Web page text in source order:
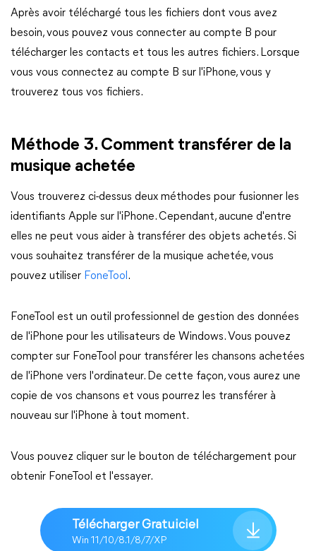
Après avoir téléchargé tous les fichiers dont vous avez
besoin, vous pouvez vous connecter au compte B pour
télécharger les contacts et tous les autres fichiers. Lorsque
vous vous connectez au compte B sur l'iPhone, vous y
trouverez tous vos fichiers.
Méthode 3. Comment transférer de la
musique achetée
Vous trouverez ci-dessus deux méthodes pour fusionner les
identifiants Apple sur l'iPhone. Cependant, aucune d'entre
elles ne peut vous aider à transférer des objets achetés. Si
vous souhaitez transférer de la musique achetée, vous
pouvez utiliser FoneTool .
FoneTool est un outil professionnel de gestion des données
de l'iPhone pour les utilisateurs de Windows. Vous pouvez
compter sur FoneTool pour transférer les chansons achetées
de l'iPhone vers l'ordinateur. De cette façon, vous aurez une
copie de vos chansons et vous pourrez les transférer à
nouveau sur l'iPhone à tout moment.
Vous pouvez cliquer sur le bouton de téléchargement pour
obtenir FoneTool et l'essayer.
Télécharger Gratuiciel
Win 11/10/8.1/8/7/XP